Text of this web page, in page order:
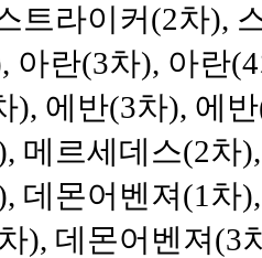
트라이커(2차),
아란(3차), 아란
), 에반(3차), 에
메르세데스(2차
데몬어벤져(1차
), 데몬어벤져(3